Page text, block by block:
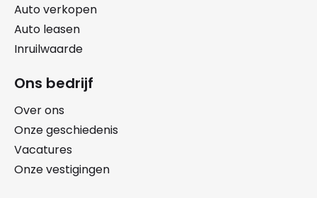
Auto verkopen
Auto leasen
Inruilwaarde
Ons bedrijf
Over ons
Onze geschiedenis
Vacatures
Onze vestigingen